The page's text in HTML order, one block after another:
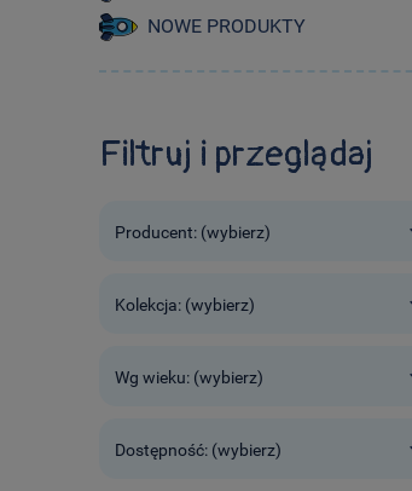
NOWE PRODUKTY
Filtruj i przeglądaj
Producent: (wybierz)
Kolekcja: (wybierz)
Wg wieku: (wybierz)
Dostępność: (wybierz)